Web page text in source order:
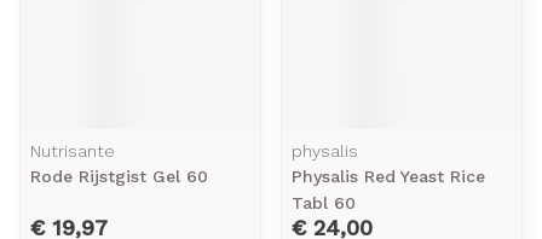
Nutrisante
Rode Rijstgist Gel 60
€ 19,97
physalis
Physalis Red Yeast Rice
Tabl 60
€ 24,00